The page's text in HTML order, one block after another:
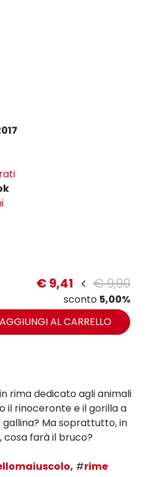
€ 9,41 € 9,90
sconto 5,00%
AGGIUNGI AL CARRELLO
rima dedicato agli animali
il rinoceronte e il gorilla a
gallina? Ma soprattutto, in
farà il bruco?
#rime